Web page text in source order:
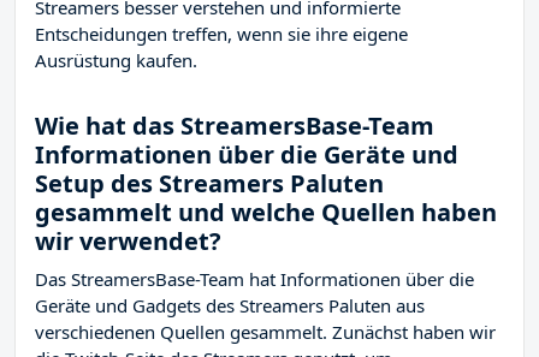
Streamers besser verstehen und informierte
Entscheidungen treffen, wenn sie ihre eigene
Ausrüstung kaufen.
Wie hat das StreamersBase-Team
Informationen über die Geräte und
Setup des Streamers Paluten
gesammelt und welche Quellen haben
wir verwendet?
Das StreamersBase-Team hat Informationen über die
Geräte und Gadgets des Streamers Paluten aus
verschiedenen Quellen gesammelt. Zunächst haben wir